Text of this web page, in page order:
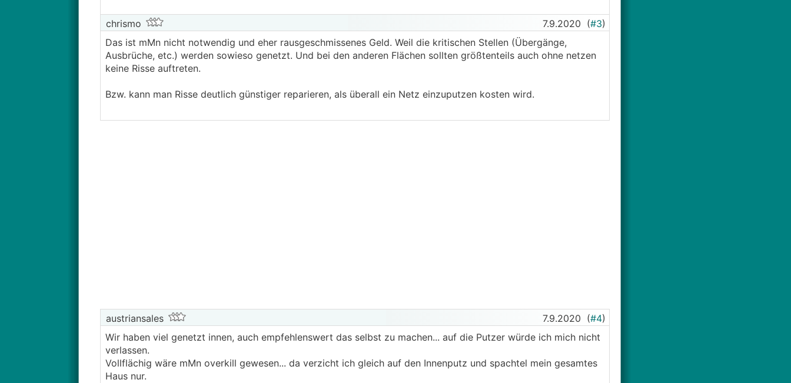
chrismo 7.9.2020 (#3)
Das ist mMn nicht notwendig und eher rausgeschmissenes Geld. Weil die kritischen Stellen (Übergänge,
Ausbrüche, etc.) werden sowieso genetzt. Und bei den anderen Flächen sollten größtenteils auch ohne netzen
keine Risse auftreten.
Bzw. kann man Risse deutlich günstiger reparieren, als überall ein Netz einzuputzen kosten wird.
austriansales 7.9.2020 (#4)
Wir haben viel genetzt innen, auch empfehlenswert das selbst zu machen... auf die Putzer würde ich mich nicht
verlassen.
Vollflächig wäre mMn overkill gewesen... da verzicht ich gleich auf den Innenputz und spachtel mein gesamtes
Haus nur.